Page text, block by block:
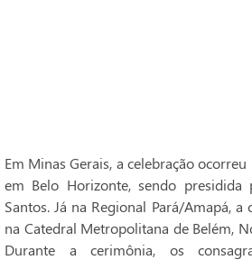
Em Minas Gerais, a celebração
em Belo Horizonte, sendo
Santos. Já na Regional Pará/Amapá, a
na Catedral Metropolitana de Belém,
Durante a cerimônia, os